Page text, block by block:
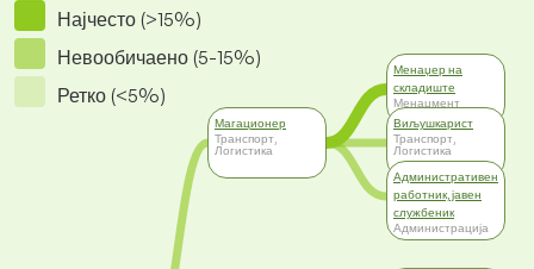
Најчесто (>15%)
Невообичаено (5-15%)
Ретко (<5%)
Магационер
Транспорт,
Логистика
Менаџер на
складиште
Менаџмент
Виљушкарист
Транспорт,
Логистика
Административен
работник, јавен
службеник
Администрација